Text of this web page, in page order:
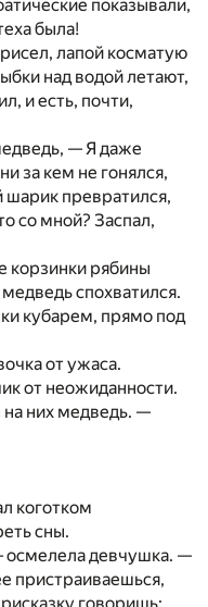
показывали,
была!
лапой косматую
над водой летают,
и есть, почти,
— Я даже
за кем не гонялся,
шарик превратился,
со мной? Заспал,
корзинки рябины
спохватился.
кубарем, прямо под
от ужаса.
от неожиданности.
них медведь. —
коготком
сны.
осмелела девчушка. —
пристраиваешься,